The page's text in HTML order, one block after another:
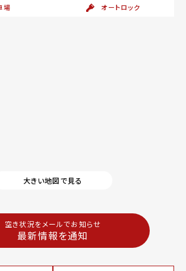
場
オートロック
大きい地図で見る
空き状況をメールでお知らせ
最新情報を通知